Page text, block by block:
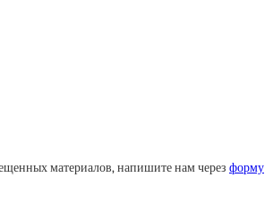
материалов, напишите нам через форму